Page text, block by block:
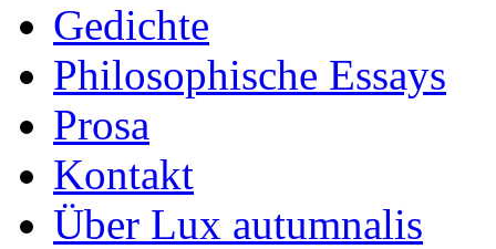
Gedichte
Philosophische Essays
Prosa
Kontakt
Über Lux autumnalis